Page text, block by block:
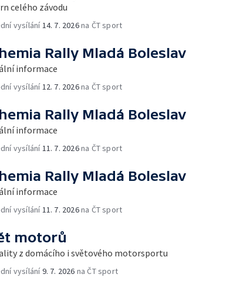
celého závodu
vysílání 14. 7. 2026na ČT sport
Rally Mladá Boleslav
informace
vysílání 12. 7. 2026na ČT sport
Rally Mladá Boleslav
informace
vysílání 11. 7. 2026na ČT sport
Rally Mladá Boleslav
informace
vysílání 11. 7. 2026na ČT sport
motorů
z domácího i světového motorsportu
vysílání9. 7. 2026 na ČT sport